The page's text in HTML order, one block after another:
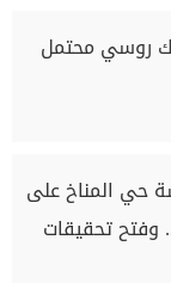
روسي محتمل
حي المناخ على
وفتح تحقيقات